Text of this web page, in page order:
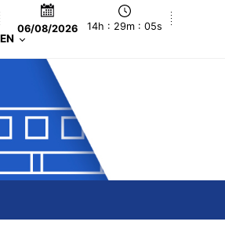
06/08/2026 14h : 29m : 06s
EN